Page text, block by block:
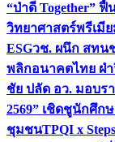
“ป่าดี Together”
วิทยาศาสตร์พรีเมี
ESGวช. ผนึก สทน
พลิกอนาคตไทย ฝ่
ชัย ปลัด อว. มอบร
2569” เชิดชูนักศึ
ชุมชนTPQI x